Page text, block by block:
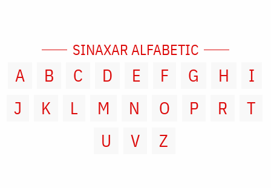
SINAXAR ALFABETIC
A B C D E F G H
I
J
K L M N O P R
T
U
V Z